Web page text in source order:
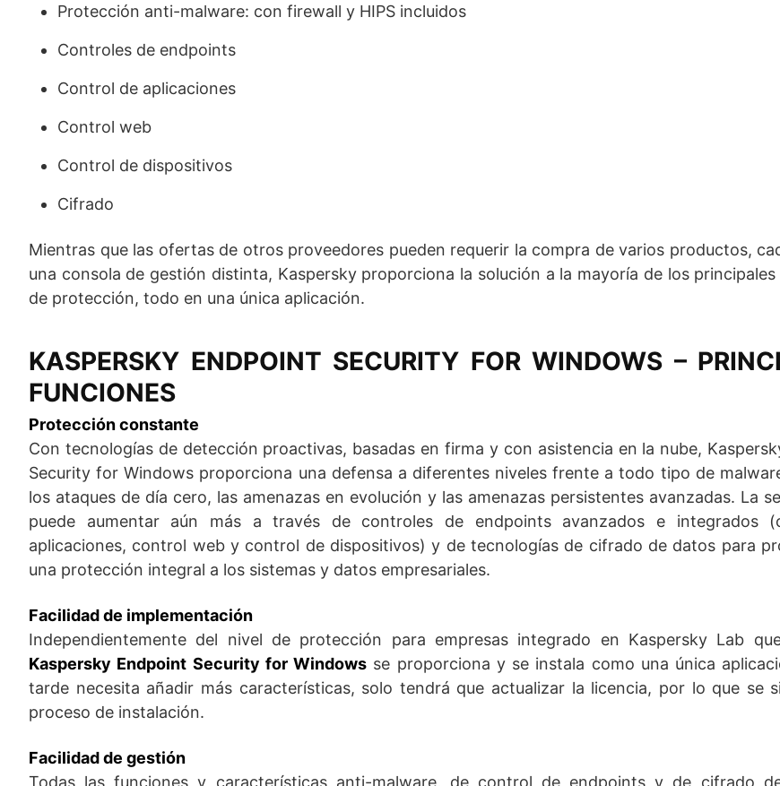
Protección anti-malware: con firewall y HIPS incluidos
Controles de endpoints
Control de aplicaciones
Control web
Control de dispositivos
Cifrado
Mientras que las ofertas de otros proveedores pueden requerir la compra de varios productos,
una consola de gestión distinta, Kaspersky proporciona la solución a la mayoría de los
de protección, todo en una única aplicación.
KASPERSKY ENDPOINT SECURITY FOR WINDOWS –
FUNCIONES
Protección constante
Con tecnologías de detección proactivas, basadas en firma y con asistencia en la nube,
Security for Windows proporciona una defensa a diferentes niveles frente a todo tipo de
los ataques de día cero, las amenazas en evolución y las amenazas persistentes avanzadas. La
puede aumentar aún más a través de controles de endpoints avanzados e integrados
aplicaciones, control web y control de dispositivos) y de tecnologías de cifrado de datos para
una protección integral a los sistemas y datos empresariales.
Facilidad de implementación
Independientemente del nivel de protección para empresas integrado en Kaspersky Lab
Kaspersky Endpoint Security for Windows se proporciona y se instala como una única
tarde necesita añadir más características, solo tendrá que actualizar la licencia, por lo que se
proceso de instalación.
Facilidad de gestión
Todas las funciones y características anti-malware, de control de endpoints y de cifrado